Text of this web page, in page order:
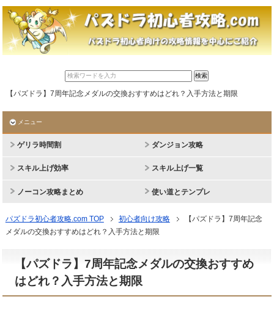
【パズドラ】7周年記念メダルの交換おすすめはどれ？入手方法と期限
メニュー
ゲリラ時間割 ダンジョン攻略
スキル上げ効率 スキル上げ一覧
ノーコン攻略まとめ 使い道とテンプレ
パズドラ初心者攻略.com TOP 初心者向け攻略
【パズドラ】7周年記念
メダルの交換おすすめはどれ？入手方法と期限
【パズドラ】7周年記念メダルの交換おすすめ
はどれ？入手方法と期限